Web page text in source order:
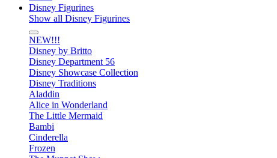
Disney Figurines
Show all Disney Figurines
NEW!!!
Disney by Britto
Disney Department 56
Disney Showcase Collection
Disney Traditions
Aladdin
Alice in Wonderland
The Little Mermaid
Bambi
Cinderella
Frozen